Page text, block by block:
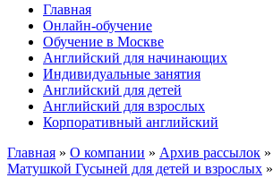
Главная
Онлайн-обучение
Обучение в Москве
Английский для начинающих
Индивидуальные занятия
Английский для детей
Английский для взрослых
Корпоративный английский
Главная » О компании » Архив рассылок »
Матушкой Гусыней для детей и взрослых »